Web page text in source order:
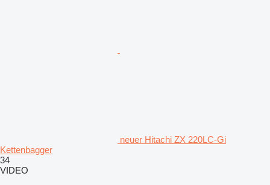
neuer Hitachi ZX 220LC-Gi
Kettenbagger
34
VIDEO